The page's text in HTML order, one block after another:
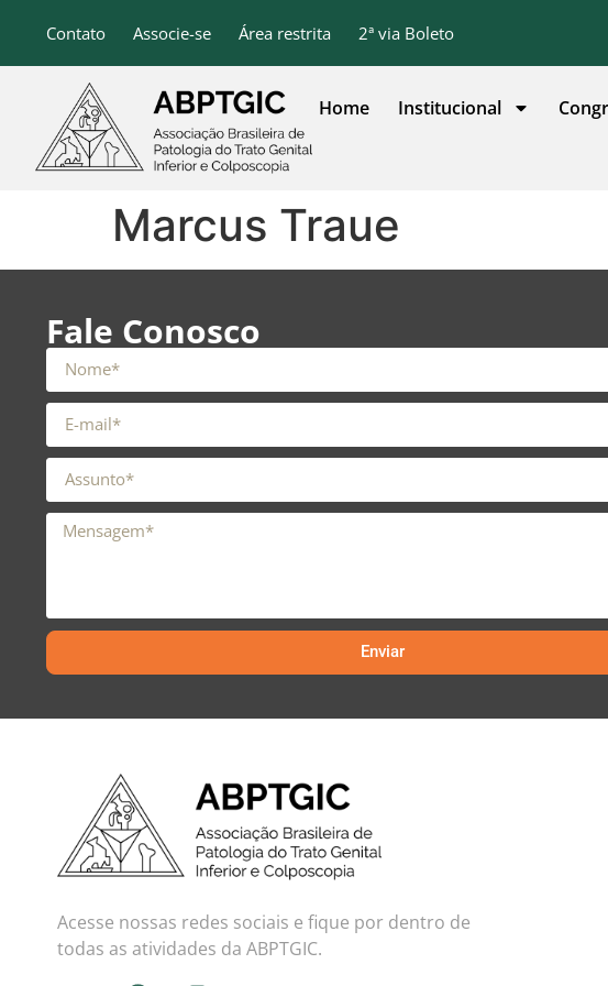
conteúdo
Contato Associe-se Área restrita 2ª via Boleto
Home Institucional
Marcus Traue
Fale Conosco
Enviar
Acesse nossas redes sociais e fique por dentro de
todas as atividades da ABPTGIC.